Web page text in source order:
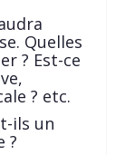
Quelles
? Est-ce
? etc.
ils un
?